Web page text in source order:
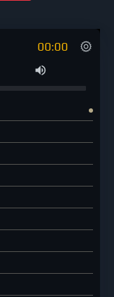
00:00